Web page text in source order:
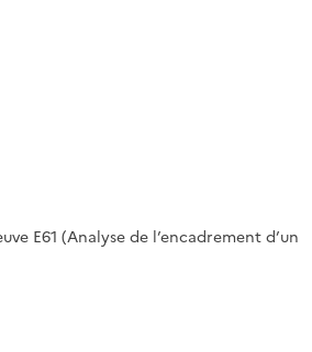
E61 (Analyse de l’encadrement d’un